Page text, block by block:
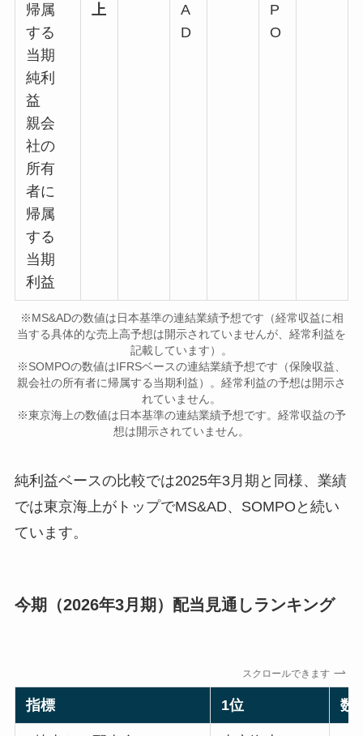
帰属
する
当期
純利
益
親会
社の
所有
者に
帰属
する
当期
利益
上
A
D
P
O
※MS&ADの数値は日本基準の連結業績予想です（経常収益に相
当する具体的な売上高予想は開示されていませんが、経常利益を
記載しています）。
※SOMPOの数値はIFRSベースの連結業績予想です（保険収益、
親会社の所有者に帰属する当期利益）。経常利益の予想は開示さ
れていません。
※東京海上の数値は日本基準の連結業績予想です。経常収益の予
想は開示されていません。
純利益ベースの比較では2025年3月期と同様、業績
では東京海上がトップでMS&AD、SOMPOと続い
ています。
今期（2026年3月期）配当見通しランキング
スクロールできます
指標 1位 数